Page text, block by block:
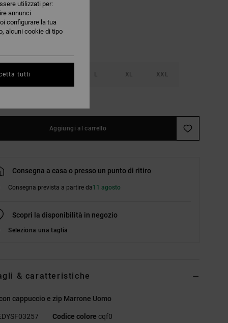
S L XL XXL
Aggiungi al carrello
Consegna a casa o presso un punto di ritiro
Consegna prevista a partire da11 agosto
Scopri la disponibilità in negozio
Seleziona una taglia
& caratteristiche
cappuccio e zip Marrone Uomo
Codice colore cqf0
utilizzati per:
annunci
configurare la tua
alcuni cookie di tipo
tutti